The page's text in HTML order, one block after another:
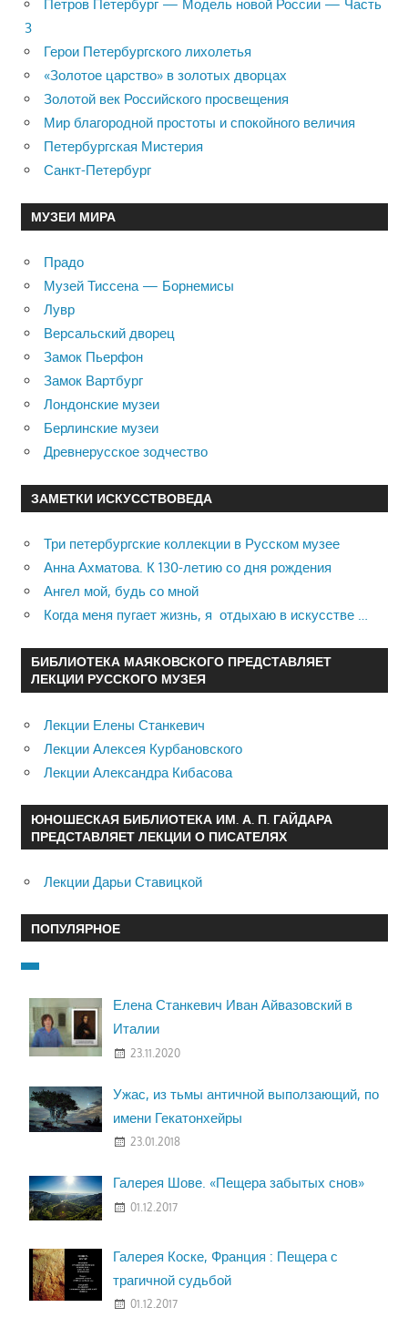
Петров Петербург — Модель новой России — Часть
3
Герои Петербургского лихолетья
«Золотое царство» в золотых дворцах
Золотой век Российского просвещения
Мир благородной простоты и спокойного величия
Петербургская Мистерия
Санкт-Петербург
МУЗЕИ МИРА
Прадо
Музей Тиссена — Борнемисы
Лувр
Версальский дворец
Замок Пьерфон
Замок Вартбург
Лондонские музеи
Берлинские музеи
Древнерусское зодчество
ЗАМЕТКИ ИСКУССТВОВЕДА
Три петербургские коллекции в Русском музее
Анна Ахматова. К 130-летию со дня рождения
Ангел мой, будь со мной
Когда меня пугает жизнь, я отдыхаю в искусстве …
БИБЛИОТЕКА МАЯКОВСКОГО ПРЕДСТАВЛЯЕТ
ЛЕКЦИИ РУССКОГО МУЗЕЯ
Лекции Елены Станкевич
Лекции Алексея Курбановского
Лекции Александра Кибасова
ЮНОШЕСКАЯ БИБЛИОТЕКА ИМ. А. П. ГАЙДАРА
ПРЕДСТАВЛЯЕТ ЛЕКЦИИ О ПИСАТЕЛЯХ
Лекции Дарьи Ставицкой
ПОПУЛЯРНОЕ
Елена Станкевич Иван Айвазовский в
Италии
23.11.2020
Ужас, из тьмы античной выползающий, по
имени Гекатонхейры
23.01.2018
Галерея Шове. «Пещера забытых снов»
01.12.2017
Галерея Коске, Франция : Пещера с
трагичной судьбой
01.12.2017